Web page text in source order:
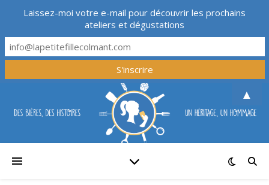
Laissez-moi votre e-mail pour découvrir les prochains
ateliers et dégustations
▲